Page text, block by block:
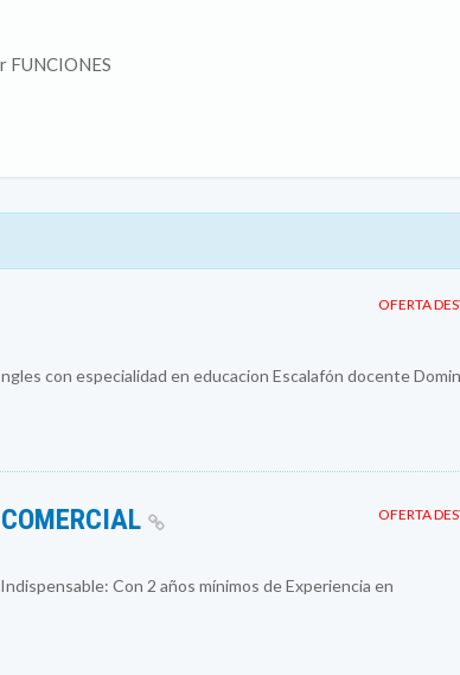
FUNCIONES
OFERTA
con especialidad en educacion Escalafón docente
OFERTA
Con 2 años mínimos de Experiencia en